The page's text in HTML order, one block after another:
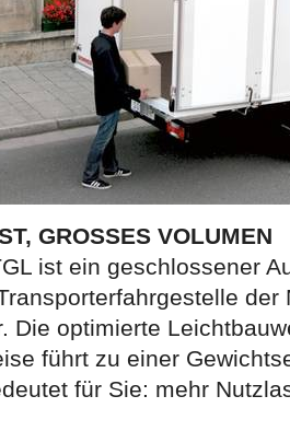
GROSSES VOLUMEN
ist ein geschlossener
Die optimierte
führt zu einer
für Sie: mehr